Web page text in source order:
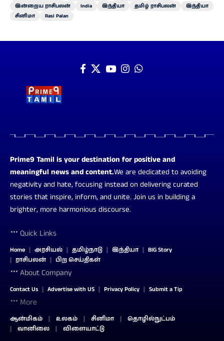
இன்றைய ராசிபலன்
India இந்தியா தமிழ் ராசிபலன்
இந்தியா
சினிமா
Rasi Palan
Prime9 Tamil is your destination for positive and
meaningful news and content.We are dedicated to avoiding
negativity and hate, focusing instead on delivering curated
stories that inspire, inform, and unite. Join us in building a
brighter, more harmonious discourse.
Quick Links
Home அரசியல் தமிழ்நாடு இந்தியா
BIG Story
ராசிபலன்
பிற செய்திகள்
About Company
Contact Us Advertise with US Privacy Policy Submit a Tip
More
ஆன்மிகம் உலகம் சினிமா
தொழில்நுட்பம்
வானிலை
விளையாட்டு